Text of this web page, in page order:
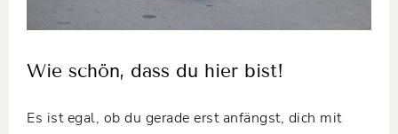
Wie schön, dass du hier bist!
Es ist egal, ob du gerade erst anfängst, dich mit